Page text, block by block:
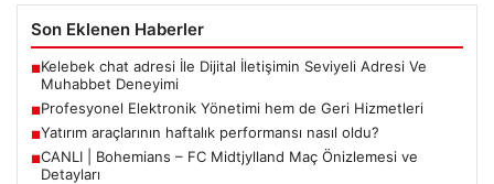
Son Eklenen Haberler
■Kelebek chat adresi İle Dijital İletişimin Seviyeli Adresi Ve
Muhabbet Deneyimi
■Profesyonel Elektronik Yönetimi hem de Geri Hizmetleri
■Yatırım araçlarının haftalık performansı nasıl oldu?
■CANLI | Bohemians – FC Midtjylland Maç Önizlemesi ve
Detayları